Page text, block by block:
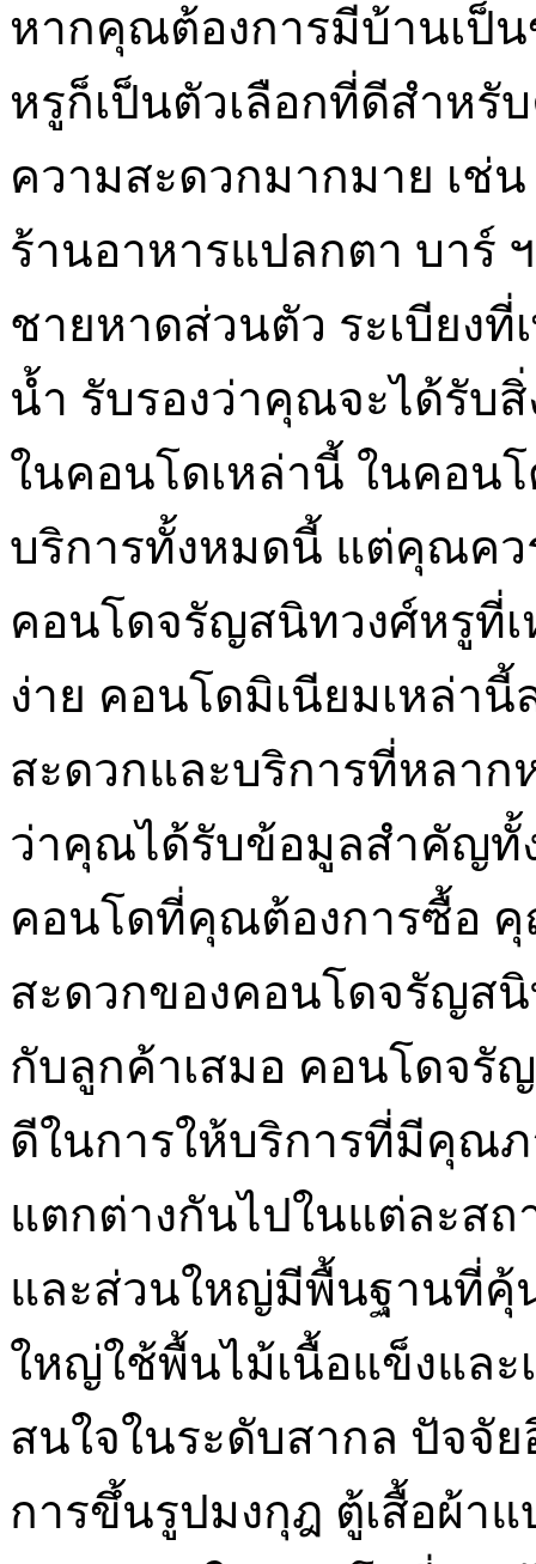
หากคุณต้องการมีบ้านเป็
หรูก็เป็นตัวเลือกที่ดีสำห
ความสะดวกมากมาย เช่
ร้านอาหารแปลกตา บาร์
ชายหาดส่วนตัว ระเบียงที่
น้ำ รับรองว่าคุณจะได้รับ
ในคอนโดเหล่านี้ ในคอน
บริการทั้งหมดนี้ แต่คุณคว
คอนโดจรัญสนิทวงศ์หรูที่เ
ง่าย คอนโดมิเนียมเหล่า
สะดวกและบริการที่หลา
ว่าคุณได้รับข้อมูลสำคัญทั้
คอนโดที่คุณต้องการซื้อ
สะดวกของคอนโดจรัญส
กับลูกค้าเสมอ คอนโดจรั
ดีในการให้บริการที่มีคุณ
แตกต่างกันไปในแต่ละส
และส่วนใหญ่มีพื้นฐานที่คุ้
ใหญ่ใช้พื้นไม้เนื้อแข็งและ
สนใจในระดับสากล ปัจจั
การขึ้นรูปมงกุฎ ตู้เสื้อผ้า